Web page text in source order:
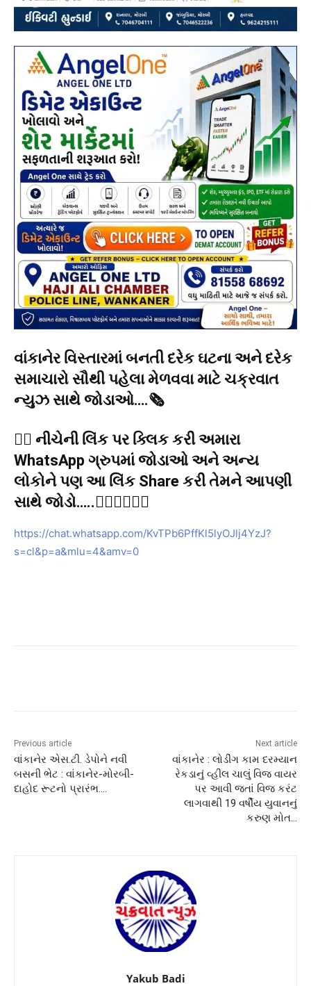
વાંકાનેર વિસ્તારમાં બનતી દરેક ઘટના અને દરેક
સમાચારો સૌથી પહેલા મેળવવા માટે ચક્રવાત
ન્યુઝ સાથે જોડાઓ….🗞️
👉🏻 નીચેની લિંક પર ક્લિક કરી અમારા
WhatsApp ગ્રુપમાં જોડાઓ અને અન્ય
લોકોને પણ આ લિંક Share કરી તેમને આપણી
સાથે જોડો…..👇🏻👇🏻👇🏻
https://chat.whatsapp.com/KvTPb6PffKl5lyOJlj4YzJ?
s=cl&p=a&mlu=4&amv=0
Previous article
વાંકાનેર એસ.ટી. ડેપોને નવી
બસની ભેટ : વાંકાનેર-મોરબી-
દાહોદ રૂટનો પ્રારંભ….
Next article
વાંકાનેર : લોડીંગ કામ દરમ્યાન
રેકડાનું વ્હીલ ચાલું વિજ વાયર
પર આવી જતાં વિજ કરંટ
લાગવાથી 19 વર્ષીય યુવાનનું
કરુણ મોત…
Yakub Badi